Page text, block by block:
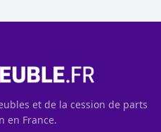
et de la cession de parts
en France.